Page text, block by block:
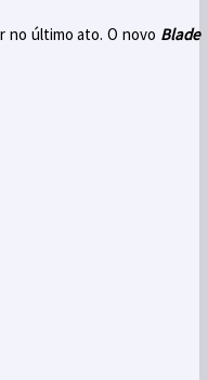
no último ato. O novo Blade